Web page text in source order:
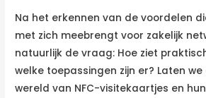
Na het erkennen van de voordelen
met zich meebrengt voor zakelijk
natuurlijk de vraag: Hoe ziet
welke toepassingen zijn er? Laten
wereld van NFC-visitekaartjes en